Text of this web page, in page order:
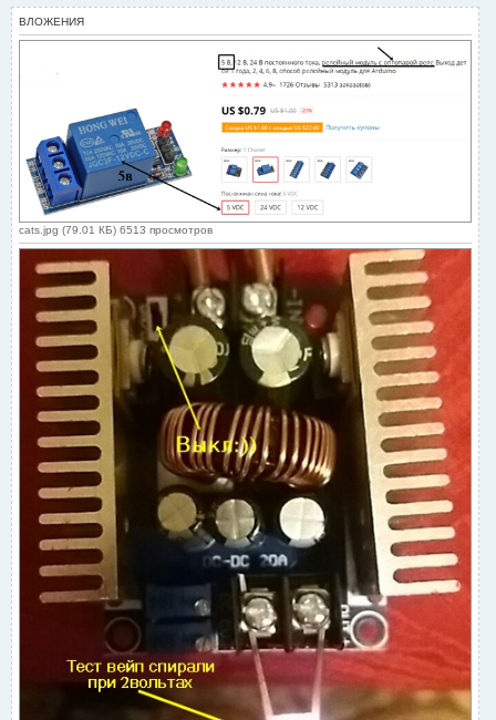
ВЛОЖЕНИЯ
cats.jpg (79.01 КБ) 6513 просмотров